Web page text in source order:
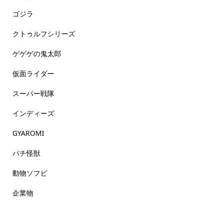
ゴジラ
クトゥルフシリーズ
ゲゲゲの鬼太郎
仮面ライダー
スーパー戦隊
インディーズ
GYAROMI
パチ怪獣
動物ソフビ
企業物